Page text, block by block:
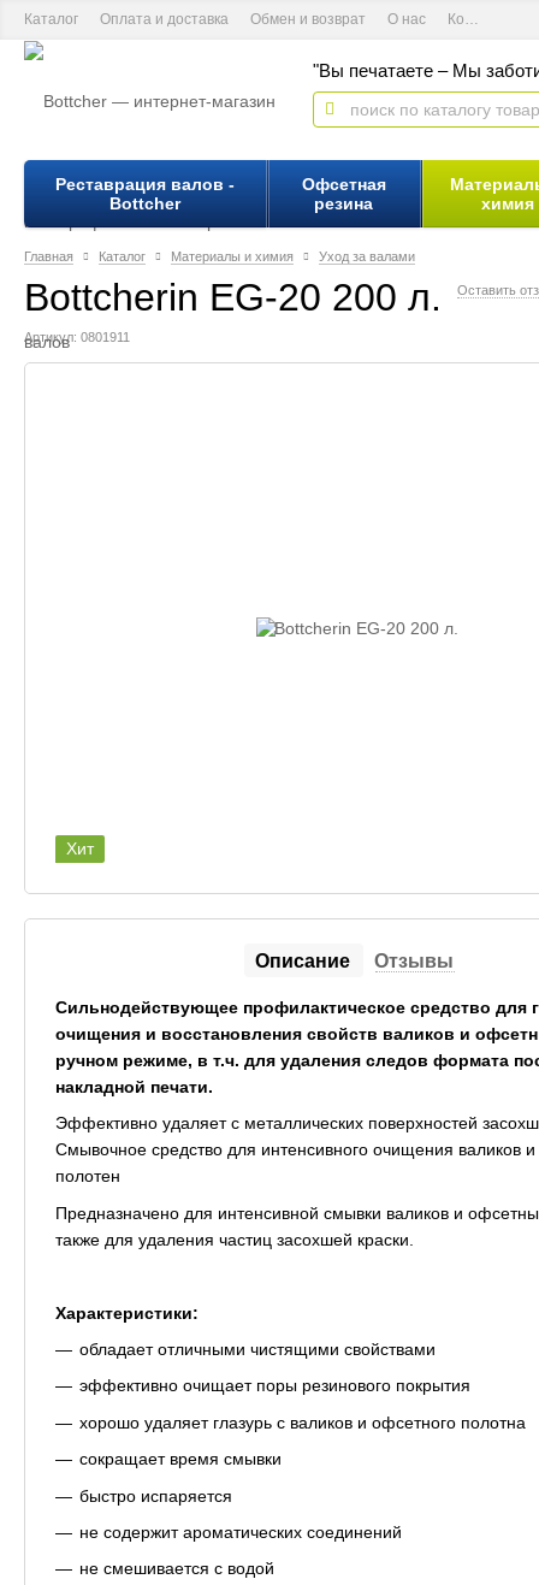
Каталог Оплата и доставка Обмен и возврат О нас Контактная информация
"Вы печатаете – Мы
Реставрация валов -
Bottcher
Офсетная
резина
химия
Главная Каталог Материалы и химия Уход за валами
Bottcherin EG-20 200 л. Оставить
Артикул: 0801911
Хит
Описание Отзывы
Сильнодействующее профилактическое средство для
очищения и восстановления свойств валиков и
ручном режиме, в т.ч. для удаления следов формата
накладной печати.
Эффективно удаляет с металлических поверхностей
Смывочное средство для интенсивного очищения валиков
полотен
Предназначено для интенсивной смывки валиков и
также для удаления частиц засохшей краски.
Характеристики:
обладает отличными чистящими свойствами
эффективно очищает поры резинового покрытия
хорошо удаляет глазурь с валиков и офсетного полотна
сокращает время смывки
быстро испаряется
не содержит ароматических соединений
не смешивается с водой